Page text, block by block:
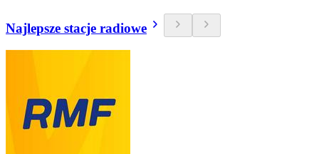
Najlepsze stacje radiowe